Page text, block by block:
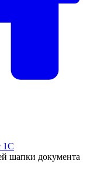
1С
шапки документа